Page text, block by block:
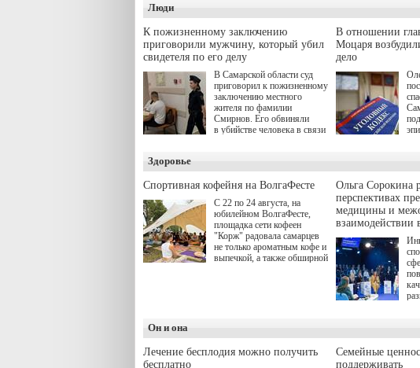
"Помощь фронту и семьям
участников СВО", которая
прошла в Отрадном 7
августа.
на
Люди
К пожизненному заключению
приговорили мужчину, который убил
свидетеля по его делу
В Самарской области суд
приговорил к пожизненному
заключению местного
жителя по фамилии
Смирнов. Его обвиняли
в убийстве человека в связи
В отношении
Моцаря
дело
о
а
Здоровье
Спортивная кофейня на ВолгаФесте
С 22 по 24 августа, на
юбилейном ВолгаФесте,
площадка сети кофеен
"Корж" радовала самарцев
не только ароматным кофе и
выпечкой, а также обширной
Ольга Сорокина
перспективах
медицины и
К
Он и она
Лечение бесплодия можно получить
бесплатно
Семейные
поддерживать